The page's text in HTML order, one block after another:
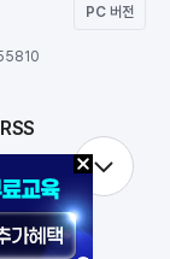
PC 버전
RSS